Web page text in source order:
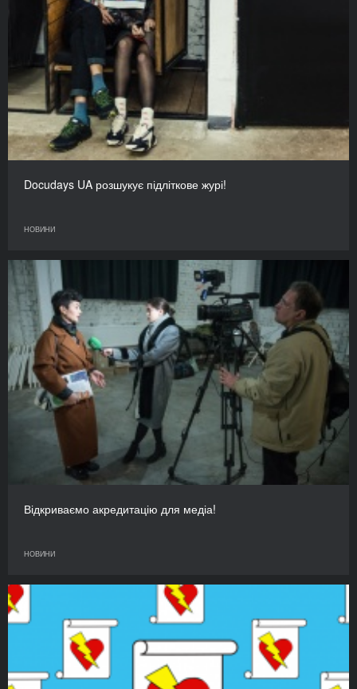
Docudays UA розшукує підліткове журі!
НОВИНИ
Відкриваємо акредитацію для медіа!
НОВИНИ